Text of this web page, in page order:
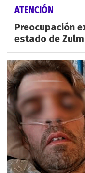
ATENCIÓN
Preocupación
estado de